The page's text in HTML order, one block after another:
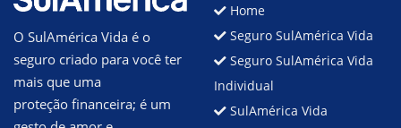
O SulAmérica Vida é o
seguro criado para você ter
mais que uma
proteção financeira; é um
Home
Seguro SulAmérica Vida
Seguro SulAmérica Vida
Individual
SulAmérica Vida